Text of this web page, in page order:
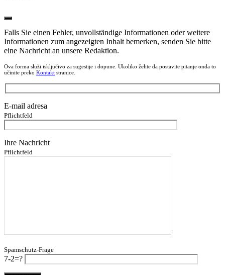
Falls Sie einen Fehler, unvollständige Informationen oder weitere
Informationen zum angezeigten Inhalt bemerken, senden Sie bitte
eine Nachricht an unsere Redaktion.
Ova forma služi isključivo za sugestije i dopune. Ukoliko želite da postavite pitanje onda to
učinite preko Kontakt stranice.
E-mail adresa
Pflichtfeld
Ihre Nachricht
Pflichtfeld
Spamschutz-Frage
7-2=?